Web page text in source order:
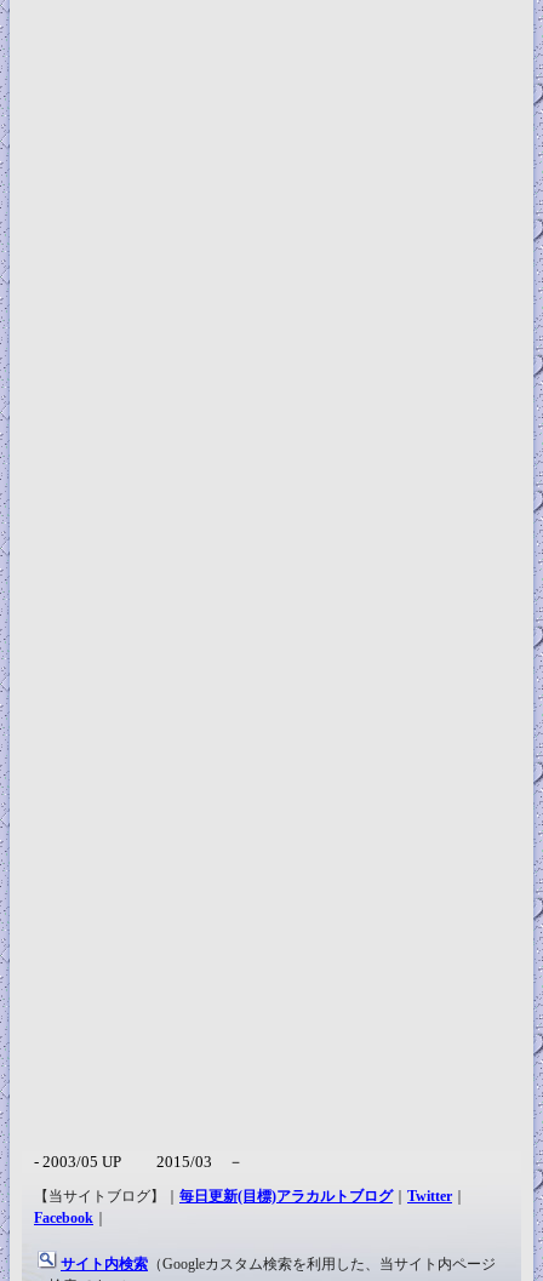
- 2003/05 UP 2015/03 －
【当サイトブログ】｜ 毎日更新(目標)アラカルトブログ｜ Twitter
Facebook
サイト内検索 （Googleカスタム検索を利用した、当サイト内ページ